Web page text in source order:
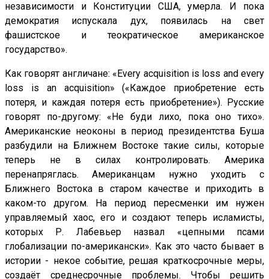
независимости и Конституции США, умерла. И пока
демократия испускала дух, появилась на свет
фашистское и теократическое американское
государство».
Как говорят англичане: «Every acquisition is loss and every
loss is an acquisition» («Каждое приобретение есть
потеря, и каждая потеря есть приобретение»). Русские
говорят по-другому: «Не буди лихо, пока оно тихо».
Американские неоконы в период президентства Буша
разбудили на Ближнем Востоке такие силы, которые
теперь не в силах контролировать. Америка
перенапряглась. Американцам нужно уходить с
Ближнего Востока в старом качестве и приходить в
каком-то другом. На период пересменки им нужен
управляемый хаос, его и создают теперь исламисты,
которых Р. Лабевьер назвал «цепными псами
глобализации по-американски». Как это часто бывает в
истории - некое событие, решая краткосрочные меры,
создаёт среднесрочные проблемы. Чтобы решить